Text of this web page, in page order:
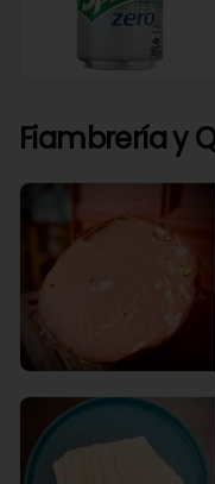
Fiambrería y